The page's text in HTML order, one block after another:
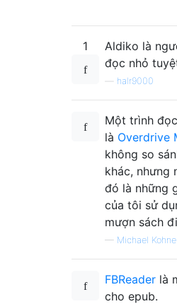
1
Aldiko là
đọc nhỏ
halr9000
Một trình
là Overdrive
không so
khác, nhưng
đó là những
của tôi sử
mượn sách
— Michael Kohne
FBReader là
cho epub.